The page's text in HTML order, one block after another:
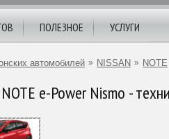
ПОЛЕЗНОЕ УСЛУГИ
автомобилей » NISSAN » NOTE
e-Power Nismo -